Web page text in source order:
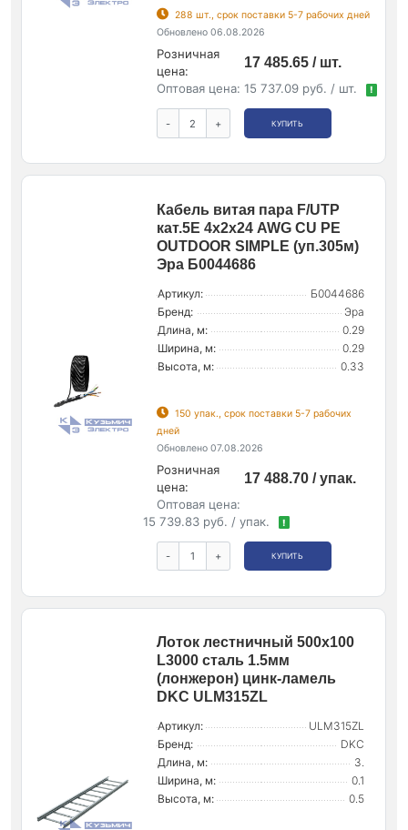
288 шт., срок поставки 5-7 рабочих дней
Обновлено 06.08.2026
Розничная
цена:
17 485.65 / шт.
Оптовая цена: 15 737.09 руб. / шт. !
- + КУПИТЬ
Кабель витая пара F/UTP
кат.5E 4х2х24 AWG CU PE
OUTDOOR SIMPLE (уп.305м)
Эра Б0044686
Артикул:
Б0044686
Бренд:
Эра
Длина, м:
0.29
Ширина, м:
0.29
Высота, м:
0.33
150 упак., срок поставки 5-7 рабочих
дней
Обновлено 07.08.2026
Розничная
цена:
17 488.70 / упак.
Оптовая цена:
15 739.83 руб. / упак.
!
- + КУПИТЬ
Лоток лестничный 500х100
L3000 сталь 1.5мм
(лонжерон) цинк-ламель
DKC ULM315ZL
Артикул:
ULM315ZL
Бренд:
DKC
Длина, м:
3.
Ширина, м:
0.1
Высота, м:
0.5